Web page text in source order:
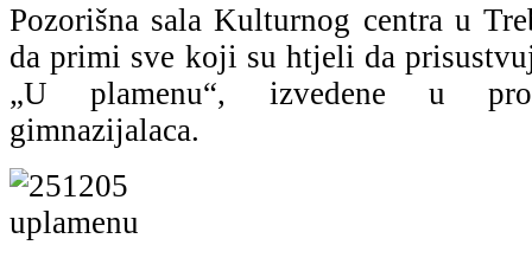
Pozorišna sala Kulturnog centra u
da primi sve koji su htjeli da
„U plamenu“, izvedene u
gimnazijalaca.